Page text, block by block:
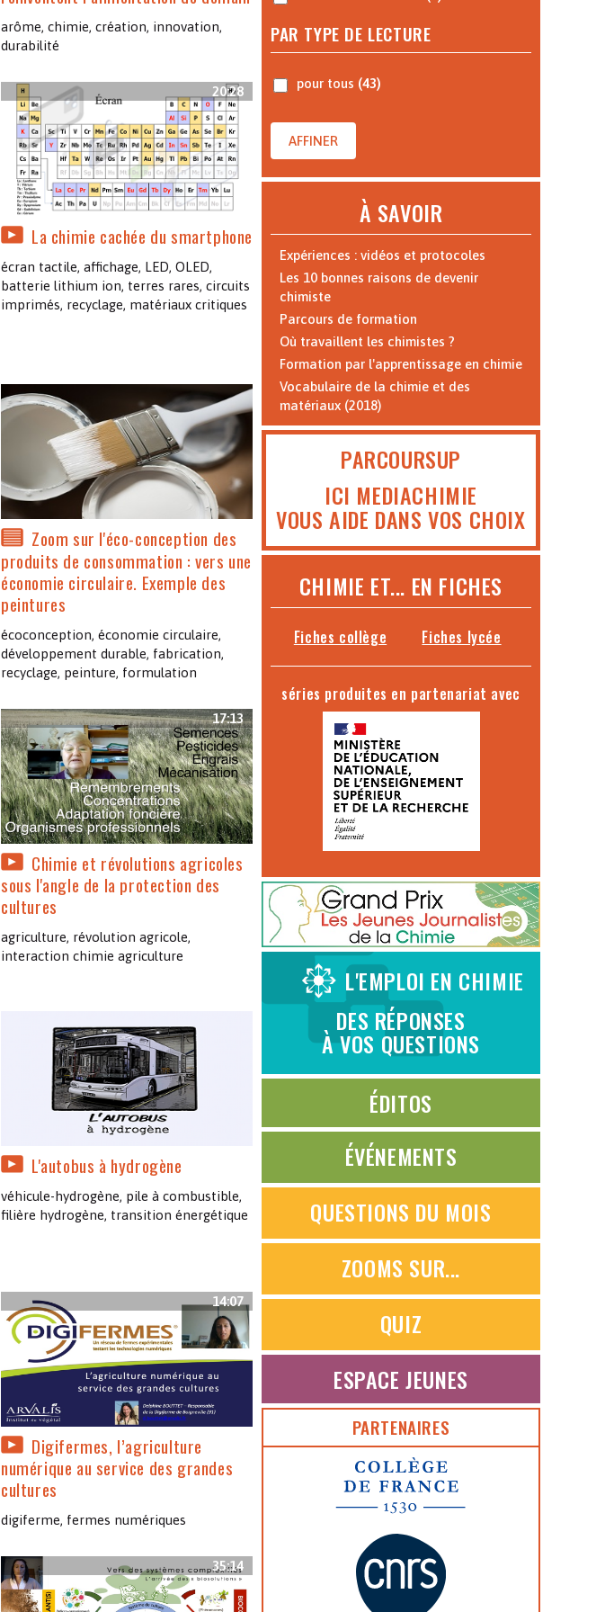
arôme, chimie, création, innovation,
durabilité
20:28
La chimie cachée du smartphone
écran tactile, affichage, LED, OLED,
batterie lithium ion, terres rares, circuits
imprimés, recyclage, matériaux critiques
Zoom sur l'éco-conception des
produits de consommation : vers une
économie circulaire. Exemple des
peintures
écoconception, économie circulaire,
développement durable, fabrication,
recyclage, peinture, formulation
17:13
Chimie et révolutions agricoles
sous l'angle de la protection des
cultures
agriculture, révolution agricole,
interaction chimie agriculture
L'autobus à hydrogène
véhicule-hydrogène, pile à combustible,
filière hydrogène, transition énergétique
14:07
Digifermes, l’agriculture
numérique au service des grandes
cultures
digiferme, fermes numériques
35:14
PAR TYPE DE LECTURE
pour tous (43)
AFFINER
À SAVOIR
Expériences : vidéos et protocoles
Les 10 bonnes raisons de devenir
chimiste
Parcours de formation
Où travaillent les chimistes ?
Formation par l'apprentissage en chimie
Vocabulaire de la chimie et des
matériaux (2018)
PARCOURSUP
ICI MEDIACHIMIE
VOUS AIDE DANS VOS CHOIX
CHIMIE ET... EN FICHES
Fiches collège Fiches lycée
séries produites en partenariat avec
L'EMPLOI EN CHIMIE
DES RÉPONSES
À VOS QUESTIONS
ÉDITOS
ÉVÉNEMENTS
QUESTIONS DU MOIS
ZOOMS SUR...
QUIZ
ESPACE JEUNES
PARTENAIRES